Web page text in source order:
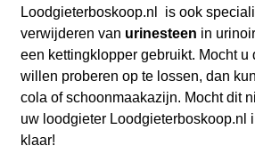
Loodgieterboskoop.nl is ook
verwijderen van urinesteen in
een kettingklopper gebruikt. Mocht u
willen proberen op te lossen, dan
cola of schoonmaakazijn. Mocht dit
uw loodgieter Loodgieterboskoop.nl
klaar!